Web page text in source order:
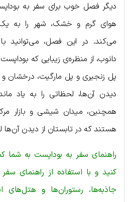
دیگر فصل خوب برای سفر به
هوای گرم و خشک، شهر را به
می‌کند. در این فصل، می‌توانید با
دانوب، از منظره‌ی زیبایی که
پل زنجیری و پل مارگیت، درخشان و
دیدن آن‌ها، لحظاتی را به یاد
همچنین، میدان شیشی و بازار
هستند که در تابستان از دیدن
راهنمای سفر به بوداپست به شما
کنید و با استفاده از راهنمای
جاذبه‌ها، رستوران‌ها و